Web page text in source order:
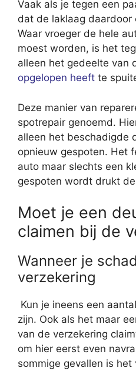
Vaak als je tegen een
dat de laklaag
Waar vroeger de hele
moest worden, is het
alleen het gedeelte van
opgelopen heeft te
Deze manier van
spotrepair genoemd.
alleen het beschadigde
opnieuw gespoten. Het
auto maar slechts een
gespoten wordt drukt
Moet je een
claimen bij de
Wanneer je
verzekering
Kun je ineens een
zijn. Ook als het maar
van de verzekering
om hier eerst even
sommige gevallen is